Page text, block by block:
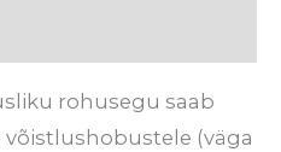
rohusegu saab
(väga